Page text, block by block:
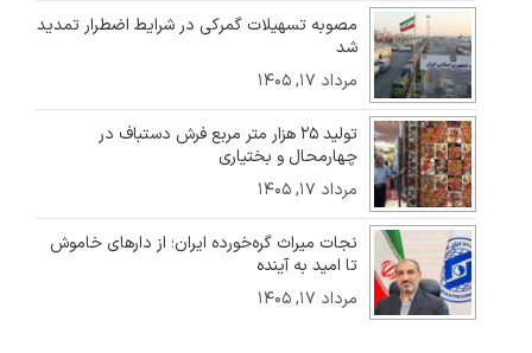
مصوبه تسهیلات گمرکی در شرایط اضطرار تمدید
شد
مرداد ۱۷, ۱۴۰۵
تولید ۲۵ هزار متر مربع فرش دستباف در
چهارمحال و بختیاری
مرداد ۱۷, ۱۴۰۵
نجات میراث گره‌خورده ایران؛ از دارهای خاموش
تا امید به آینده
مرداد ۱۷, ۱۴۰۵